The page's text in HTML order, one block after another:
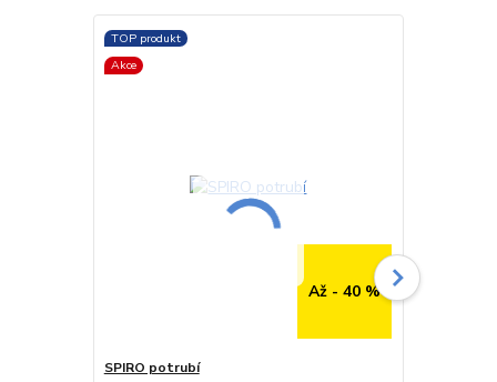
TOP produkt
Akce
Až - 40 %
SPIRO potrubí